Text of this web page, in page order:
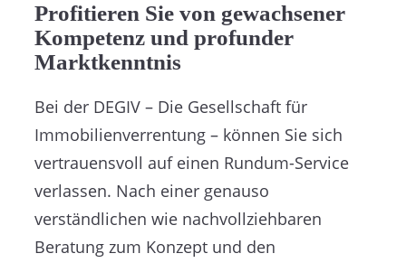
Profitieren Sie von gewachsener
Kompetenz und profunder
Marktkenntnis
Bei der DEGIV – Die Gesellschaft für
Immobilienverrentung – können Sie sich
vertrauensvoll auf einen Rundum-Service
verlassen. Nach einer genauso
verständlichen wie nachvollziehbaren
Beratung zum Konzept und den